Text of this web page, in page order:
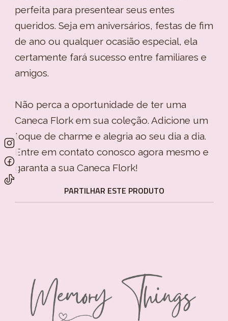
perfeita para presentear seus entes
queridos. Seja em aniversários, festas de fim
de ano ou qualquer ocasião especial, ela
certamente fará sucesso entre familiares e
amigos.
Não perca a oportunidade de ter uma
Caneca Flork em sua coleção. Adicione um
toque de charme e alegria ao seu dia a dia.
Entre em contato conosco agora mesmo e
garanta a sua Caneca Flork!
PARTILHAR ESTE PRODUTO